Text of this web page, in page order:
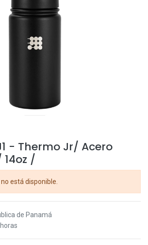
- Thermo Jr/ Acero
/
está disponible.
de Panamá